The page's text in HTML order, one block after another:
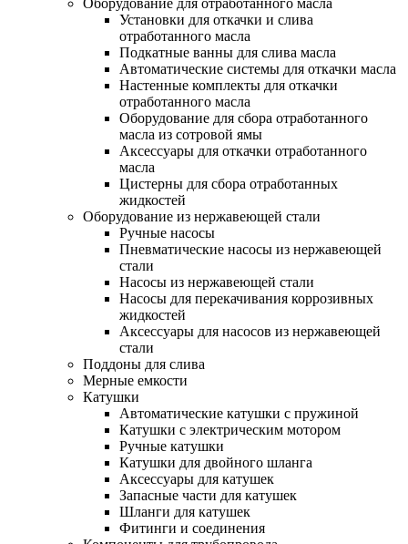
Оборудование для отработанного масла
Установки для откачки и слива
отработанного масла
Подкатные ванны для слива масла
Автоматические системы для откачки масла
Настенные комплекты для откачки
отработанного масла
Оборудование для сбора отработанного
масла из сотровой ямы
Аксессуары для откачки отработанного
масла
Цистерны для сбора отработанных
жидкостей
Оборудование из нержавеющей стали
Ручные насосы
Пневматические насосы из нержавеющей
стали
Насосы из нержавеющей стали
Насосы для перекачивания коррозивных
жидкостей
Аксессуары для насосов из нержавеющей
стали
Поддоны для слива
Мерные емкости
Катушки
Автоматические катушки с пружиной
Катушки с электрическим мотором
Ручные катушки
Катушки для двойного шланга
Аксессуары для катушек
Запасные части для катушек
Шланги для катушек
Фитинги и соединения